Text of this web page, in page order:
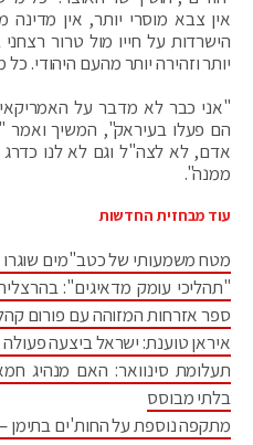
אין צבא מוסרי יותר, אין
הישרדות על חייו מול טרור
יותר וזהירה יותר מהעם היהודי.
"אני כבר לא מדבר על
הם פעלו בעיראק", המשיך ואמר
אדם, לא לצה"ל וגם לא לנו
ממנה".
עוד מבחזית החדשות
מטח משמעותי של כטב"מים שוגרו
"תהליכי עומק מדאיגים":
ספר אזרחות המזוהה עם פורום
איראן טוענת: ישראל ביצעה
תעלומת סינוואר: האם מנהיג
בלתי מבוסס
מתקפה נוספת על החות'ים בתימן